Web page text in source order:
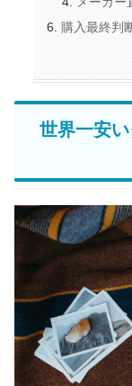
購入最終判
世界一安